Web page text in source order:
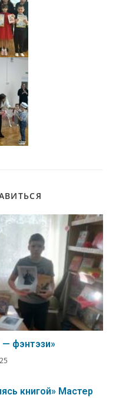
фэнтэзи»
книгой» Мастер